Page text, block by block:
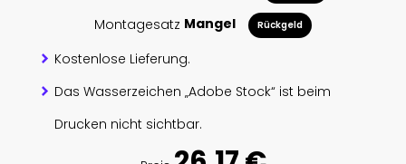
Montagesatz Mangel Rückgeld
Kostenlose Lieferung.
Das Wasserzeichen „Adobe Stock“ ist beim
Drucken nicht sichtbar.